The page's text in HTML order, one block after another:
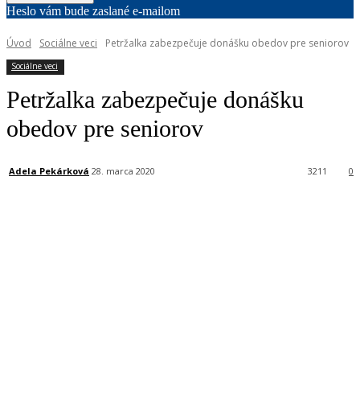
Heslo vám bude zaslané e-mailom
Úvod Sociálne veci Petržalka zabezpečuje donášku obedov pre seniorov
Sociálne veci
Petržalka zabezpečuje donášku
obedov pre seniorov
Adela Pekárková 28. marca 2020 0
3211